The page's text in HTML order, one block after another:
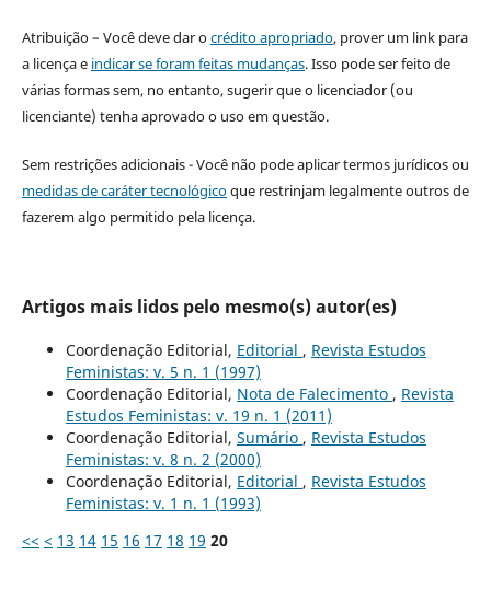
Atribuição – Você deve dar ocrédito apropriado, prover um link para
a licença e indicar se foram feitas mudanças. Isso pode ser feito de
várias formas sem, no entanto, sugerir que o licenciador (ou
licenciante) tenha aprovado o uso em questão.
Sem restrições adicionais - Você não pode aplicar termos jurídicos ou
medidas de caráter tecnológicoque restrinjam legalmente outros de
fazerem algo permitido pela licença.
Artigos mais lidos pelo mesmo(s) autor(es)
Coordenação Editorial, Editorial , Revista Estudos
Feministas: v. 5 n. 1 (1997)
Coordenação Editorial, Nota de Falecimento , Revista
Estudos Feministas: v. 19 n. 1 (2011)
Coordenação Editorial, Sumário , Revista Estudos
Feministas: v. 8 n. 2 (2000)
Coordenação Editorial, Editorial , Revista Estudos
Feministas: v. 1 n. 1 (1993)
<< < 13 14 15 16 17 18 19 20